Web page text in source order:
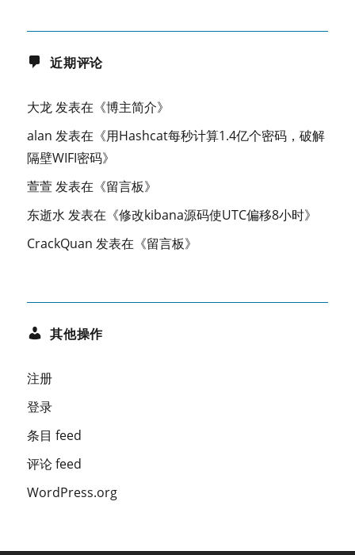
近期评论
大龙发表在《博主简介》
alan 发表在《用Hashcat每秒计算1.4亿个密码，破解
隔壁WIFI密码》
萱萱发表在《留言板》
东逝水 发表在《修改kibana源码使UTC偏移8小时》
CrackQuan 发表在《留言板》
其他操作
注册
登录
条目 feed
评论 feed
WordPress.org